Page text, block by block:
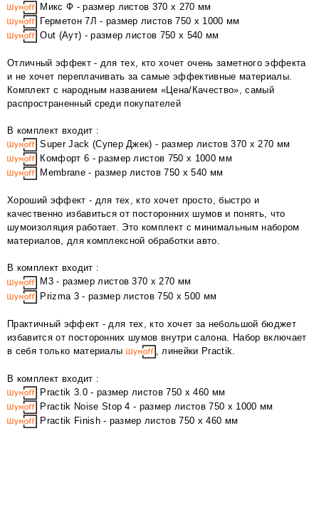
Микс Ф - размер листов 370 х 270 мм
Герметон 7Л - размер листов 750 х 1000 мм
Out (Аут) - размер листов 750 х 540 мм
Отличный эффект - для тех, кто хочет очень заметного эффекта
и не хочет переплачивать за самые эффективные материалы.
Комплект с народным названием «Цена/Качество», самый
распространенный среди покупателей
В комплект входит :
Super Jack (Супер Джек) - размер листов 370 х 270 мм
Комфорт 6 - размер листов 750 х 1000 мм
Membrane - размер листов 750 х 540 мм
Хороший эффект - для тех, кто хочет просто, быстро и
качественно избавиться от посторонних шумов и понять, что
шумоизоляция работает. Это комплект с минимальным набором
материалов, для комплексной обработки авто.
В комплект входит :
М3 - размер листов 370 х 270 мм
Prizma 3 - размер листов 750 х 500 мм
Практичный эффект - для тех, кто хочет за небольшой бюджет
избавится от посторонних шумов внутри салона. Набор включает
в себя только материалы
, линейки Practik.
В комплект входит :
Practik 3.0 - размер листов 750 х 460 мм
Practik Noise Stop 4 - размер листов 750 х 1000 мм
Practik Finish - размер листов 750 х 460 мм